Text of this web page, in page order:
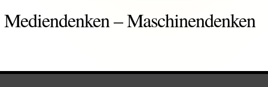
Mediendenken – Maschinendenken